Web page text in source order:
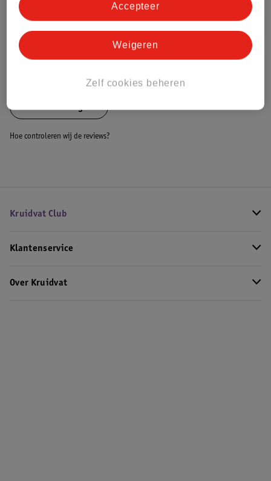
Bestel & Bezorginformatie
Hoe controleren wij de reviews?
Kruidvat Club
Klantenservice
Over Kruidvat
Zelf cookies beheren
Weigeren
Accepteer